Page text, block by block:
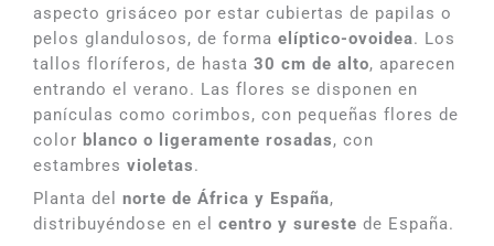
aspecto grisáceo por estar cubiertas de papilas o
pelos glandulosos, de forma elíptico-ovoidea. Los
tallos floríferos, de hasta 30 cm de alto, aparecen
entrando el verano. Las flores se disponen en
panículas como corimbos, con pequeñas flores de
color blanco o ligeramente rosadas, con
estambres violetas.
Planta del norte de África y España,
distribuyéndose en el centro y sureste de España.